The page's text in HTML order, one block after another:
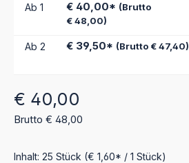
Ab 1 € 40,00* (Brutto
€ 48,00)
Ab 2 € 39,50* (Brutto € 47,40)
Regulärer Preis:
€ 40,00
Brutto € 48,00
Inhalt: 25 Stück (€ 1,60* / 1 Stück)